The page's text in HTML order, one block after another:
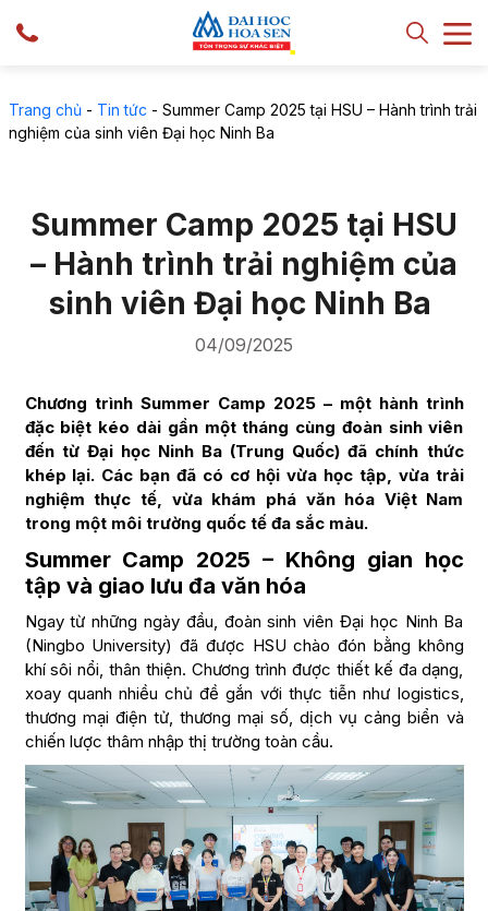
Trang chủ - Tin tức - Summer Camp 2025 tại HSU – Hành trình trải
nghiệm của sinh viên Đại học Ninh Ba
Summer Camp 2025 tại HSU
– Hành trình trải nghiệm của
sinh viên Đại học Ninh Ba
04/09/2025
Chương trình Summer Camp 2025 – một hành trình
đặc biệt kéo dài gần một tháng cùng đoàn sinh viên
đến từ Đại học Ninh Ba (Trung Quốc) đã chính thức
khép lại. Các bạn đã có cơ hội vừa học tập, vừa trải
nghiệm thực tế, vừa khám phá văn hóa Việt Nam
trong một môi trường quốc tế đa sắc màu.
Summer Camp 2025 – Không gian học
tập và giao lưu đa văn hóa
Ngay từ những ngày đầu, đoàn sinh viên Đại học Ninh Ba
(Ningbo University) đã được HSU chào đón bằng không
khí sôi nổi, thân thiện. Chương trình được thiết kế đa dạng,
xoay quanh nhiều chủ đề gắn với thực tiễn như logistics,
thương mại điện tử, thương mại số, dịch vụ cảng biển và
chiến lược thâm nhập thị trường toàn cầu.